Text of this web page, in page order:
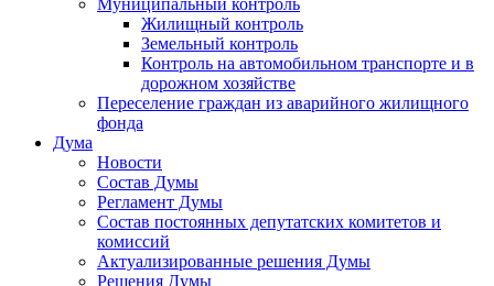
Муниципальный контроль
Жилищный контроль
Земельный контроль
Контроль на автомобильном транспорте и в
дорожном хозяйстве
Переселение граждан из аварийного жилищного
фонда
Дума
Новости
Состав Думы
Регламент Думы
Состав постоянных депутатских комитетов и
комиссий
Актуализированные решения Думы
Решения Думы